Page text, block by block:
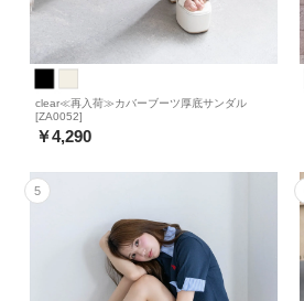
clear≪再入荷≫カバーブーツ厚底サンダル
[ZA0052]
￥4,290